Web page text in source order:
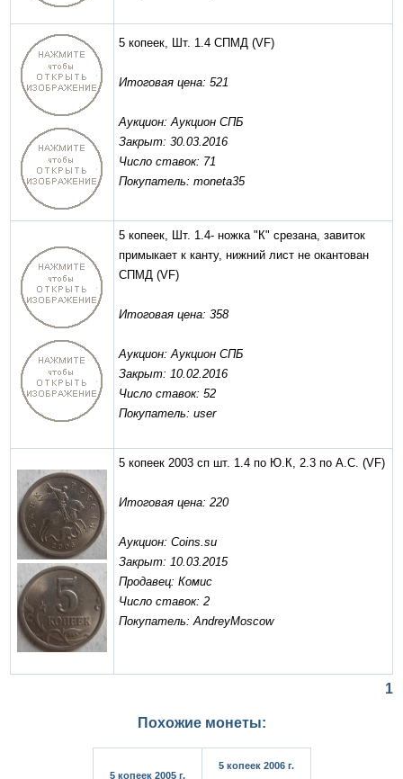
5 копеек, Шт. 1.4 СПМД (VF)
Итоговая цена: 521
Аукцион: Аукцион СПБ
Закрыт: 30.03.2016
Число ставок: 71
Покупатель: moneta35
5 копеек, Шт. 1.4- ножка "К" срезана, завиток
примыкает к канту, нижний лист не окантован
СПМД (VF)
Итоговая цена: 358
Аукцион: Аукцион СПБ
Закрыт: 10.02.2016
Число ставок: 52
Покупатель: user
5 копеек 2003 сп шт. 1.4 по Ю.К, 2.3 по А.С. (VF)
Итоговая цена: 220
Аукцион: Coins.su
Закрыт: 10.03.2015
Продавец: Комис
Число ставок: 2
Покупатель: AndreyMoscow
1
Похожие монеты:
5 копеек 2005 г.
5 копеек 2006 г.